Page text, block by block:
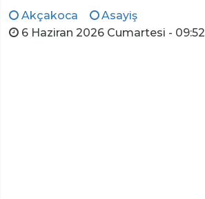
Akçakoca
Asayiş
6 Haziran 2026 Cumartesi - 09:52